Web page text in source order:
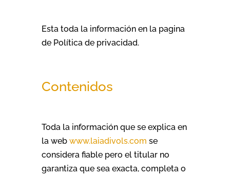
Esta toda la información en la pagina
de Política de privacidad.
Contenidos
Toda la información que se explica en
la web www.laiadivols.com se
considera fiable pero el titular no
garantiza que sea exacta, completa o